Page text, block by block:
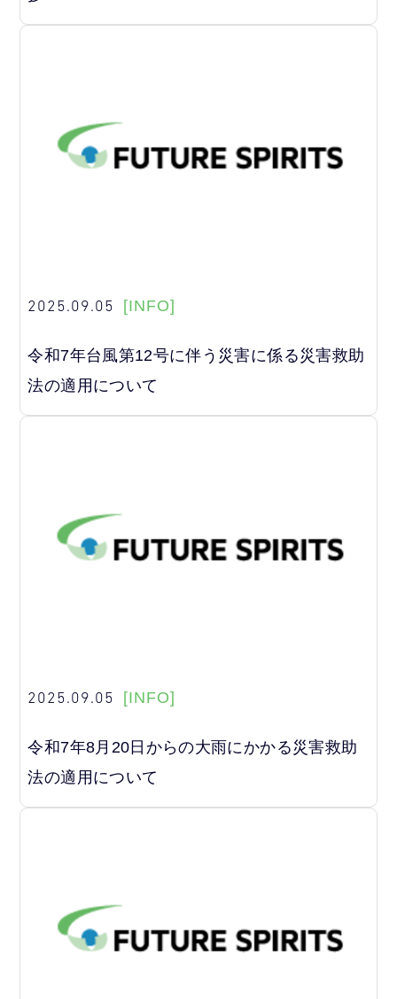
2025.09.05 [INFO]
令和7年台風第12号に伴う災害に係る災害救助
法の適用について
2025.09.05 [INFO]
令和7年8月20日からの大雨にかかる災害救助
法の適用について